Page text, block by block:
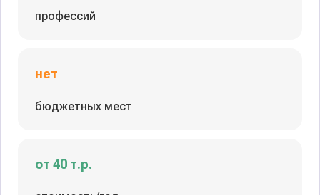
профессий
нет
бюджетных мест
от 40 т.р.